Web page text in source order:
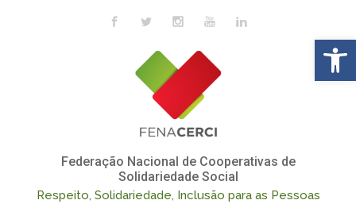
Skip to main content
Federação Nacional de Cooperativas de
Solidariedade Social
Respeito, Solidariedade, Inclusão para as Pessoas